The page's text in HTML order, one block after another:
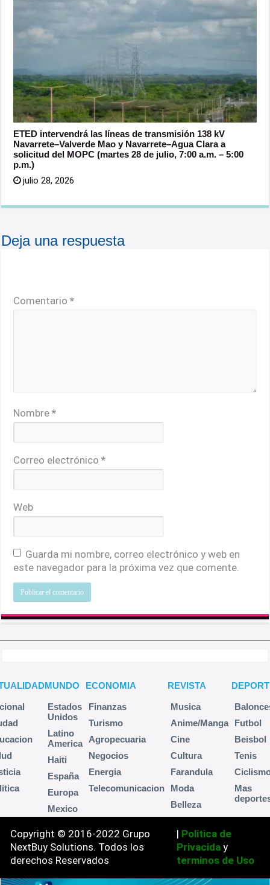
ETED intervendrá las líneas de transmisión 138 kV
Navarrete–Valverde Mao y Navarrete–Agua Clara a
solicitud del MOPC (martes 28 de julio, 7:00 a.m. – 5:00
p.m.)
julio 28, 2026
Deja una respuesta
Comentario*
Nombre*
Correo electrónico*
Web
Guarda mi nombre, correo electrónico y web en
este navegador para la próxima vez que comente.
MUNDO
Estados
Unidos
Latino
America
Haiti
España
Europa
Mexico
ECONOMIA
Finanzas
Turismo
Agropecuaria
Negocios
Energia
Telecomunicacion
REVISTA
Musica
Anime/Manga
Cine
Cultura
Farandula
Moda
Belleza
Futbol
Beisbol
Tenis
Mas
Copyright © 2016-2022 Grupo
NextBuy Solutions. Todos los
derechos Reservados
| Politica de
Privacida y
terminos de Uso